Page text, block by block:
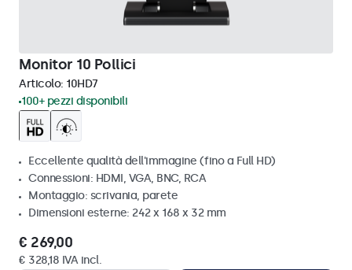
Monitor 10 Pollici
Articolo: 10HD7
100+ pezzi disponibili
Eccellente qualità dell'immagine (fino a Full HD)
Connessioni: HDMI, VGA, BNC, RCA
Montaggio: scrivania, parete
Dimensioni esterne: 242 x 168 x 32 mm
€ 269,00
€ 328,18 IVA incl.